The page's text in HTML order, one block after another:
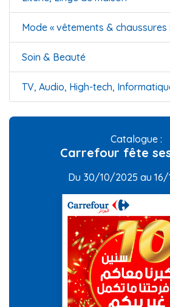
Mode « vêtements & chaussures
Soin & Beauté
TV, Audio, High-tech,
Catalogue :
Carrefour fête
Du 30/10/2025 au 16/